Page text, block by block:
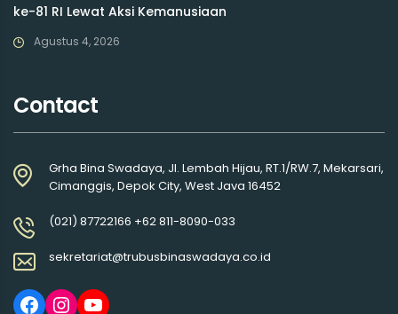
ke-81 RI Lewat Aksi Kemanusiaan
Agustus 4, 2026
Contact
Grha Bina Swadaya, Jl. Lembah Hijau, RT.1/RW.7, Mekarsari,
Cimanggis, Depok City, West Java 16452
(021) 87722166 +62 811-8090-033
sekretariat@trubusbinaswadaya.co.id